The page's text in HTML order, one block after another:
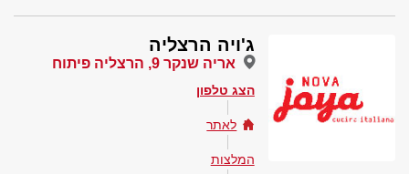
ג'ויה הרצליה
אריה שנקר 9, הרצליה פיתוח
הצג טלפון
לאתר
המלצות